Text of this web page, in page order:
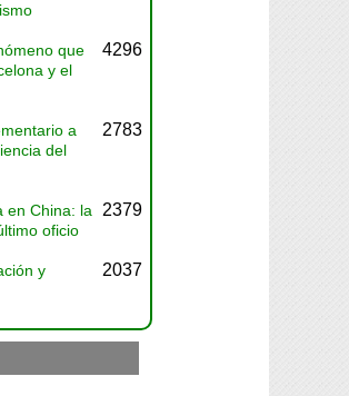
que
y el
4296
a
del
2783
en China: la
oficio
2379
y
2037